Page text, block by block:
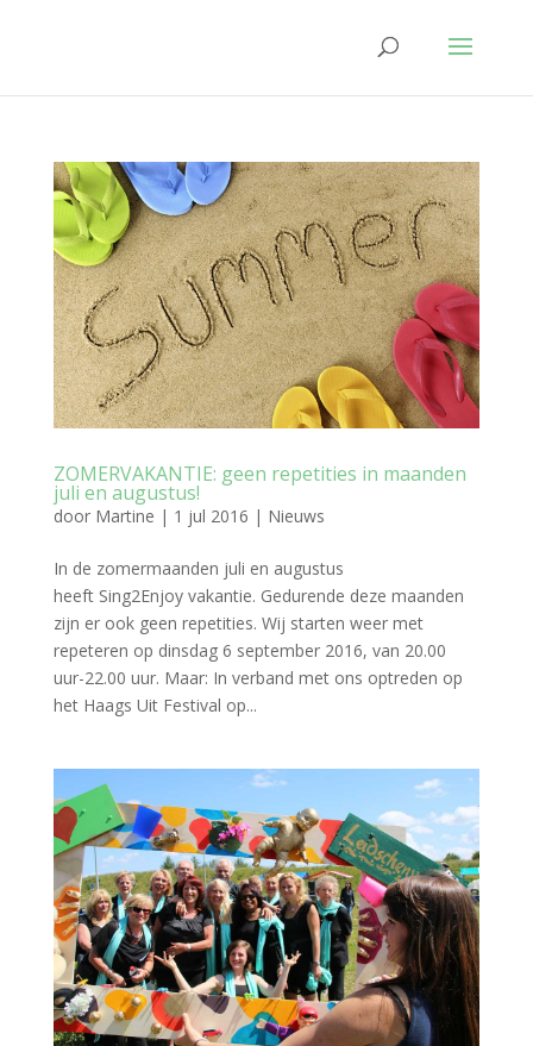
ZOMERVAKANTIE: geen repetities in maanden
juli en augustus!
door Martine | 1 jul 2016 | Nieuws
In de zomermaanden juli en augustus
heeft Sing2Enjoy vakantie. Gedurende deze maanden
zijn er ook geen repetities. Wij starten weer met
repeteren op dinsdag 6 september 2016, van 20.00
uur-22.00 uur. Maar: In verband met ons optreden op
het Haags Uit Festival op...